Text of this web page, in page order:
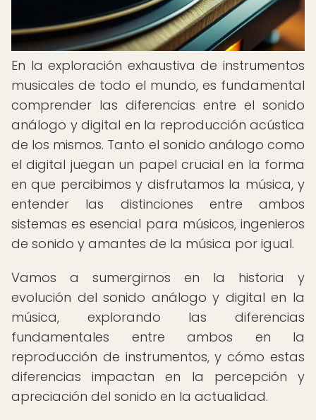
En la exploración exhaustiva de instrumentos
musicales de todo el mundo, es fundamental
comprender las diferencias entre el sonido
análogo y digital en la reproducción acústica
de los mismos. Tanto el sonido análogo como
el digital juegan un papel crucial en la forma
en que percibimos y disfrutamos la música, y
entender las distinciones entre ambos
sistemas es esencial para músicos, ingenieros
de sonido y amantes de la música por igual.
Vamos a sumergirnos en la historia y
evolución del sonido análogo y digital en la
música, explorando las diferencias
fundamentales entre ambos en la
reproducción de instrumentos, y cómo estas
diferencias impactan en la percepción y
apreciación del sonido en la actualidad.